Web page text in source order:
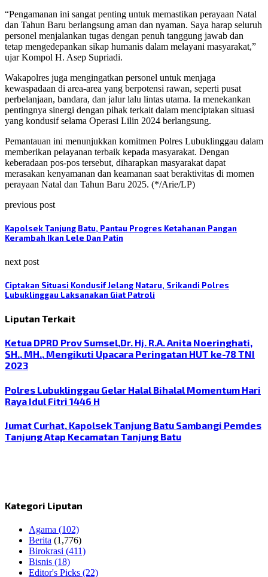
“Pengamanan ini sangat penting untuk memastikan perayaan Natal
dan Tahun Baru berlangsung aman dan nyaman. Saya harap seluruh
personel menjalankan tugas dengan penuh tanggung jawab dan
tetap mengedepankan sikap humanis dalam melayani masyarakat,”
ujar Kompol H. Asep Supriadi.
Wakapolres juga mengingatkan personel untuk menjaga
kewaspadaan di area-area yang berpotensi rawan, seperti pusat
perbelanjaan, bandara, dan jalur lalu lintas utama. Ia menekankan
pentingnya sinergi dengan pihak terkait dalam menciptakan situasi
yang kondusif selama Operasi Lilin 2024 berlangsung.
Pemantauan ini menunjukkan komitmen Polres Lubuklinggau dalam
memberikan pelayanan terbaik kepada masyarakat. Dengan
keberadaan pos-pos tersebut, diharapkan masyarakat dapat
merasakan kenyamanan dan keamanan saat beraktivitas di momen
perayaan Natal dan Tahun Baru 2025. (*/Arie/LP)
previous post
Kapolsek Tanjung Batu, Pantau Progres Ketahanan Pangan
Kerambah Ikan Lele Dan Patin
next post
Ciptakan Situasi Kondusif Jelang Nataru, Srikandi Polres
Lubuklinggau Laksanakan Giat Patroli
Liputan Terkait
Ketua DPRD Prov Sumsel,Dr. Hj. R.A. Anita Noeringhati,
SH., MH., Mengikuti Upacara Peringatan HUT ke-78 TNI
2023
Polres Lubuklinggau Gelar Halal Bihalal Momentum Hari
Raya Idul Fitri 1446 H
Jumat Curhat, Kapolsek Tanjung Batu Sambangi Pemdes
Tanjung Atap Kecamatan Tanjung Batu
Kategori Liputan
Agama (102)
Berita (1,776)
Birokrasi (411)
Bisnis (18)
Editor's Picks (22)